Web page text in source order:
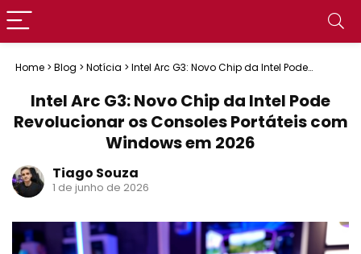
Home > Blog > Notícia > Intel Arc G3: Novo Chip da Intel Pode
Intel Arc G3: Novo Chip da Intel Pode
Revolucionar os Consoles Portáteis com
Windows em 2026
Tiago Souza
1 de junho de 2026